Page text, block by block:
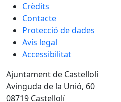
Crèdits
Contacte
Protecció de dades
Avís legal
Accessibilitat
Ajuntament de Castellolí
Avinguda de la Unió, 60
08719 Castellolí